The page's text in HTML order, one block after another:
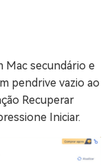
Mac secundário e
pendrive vazio ao
Recuperar
Iniciar.